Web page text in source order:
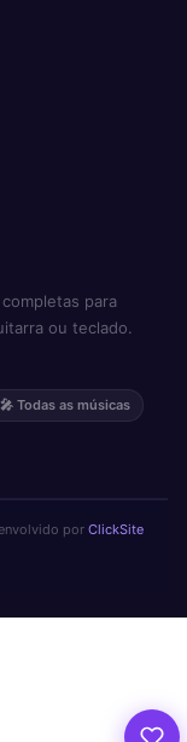
para
ou teclado.
🎤 Todas as músicas
por ClickSite